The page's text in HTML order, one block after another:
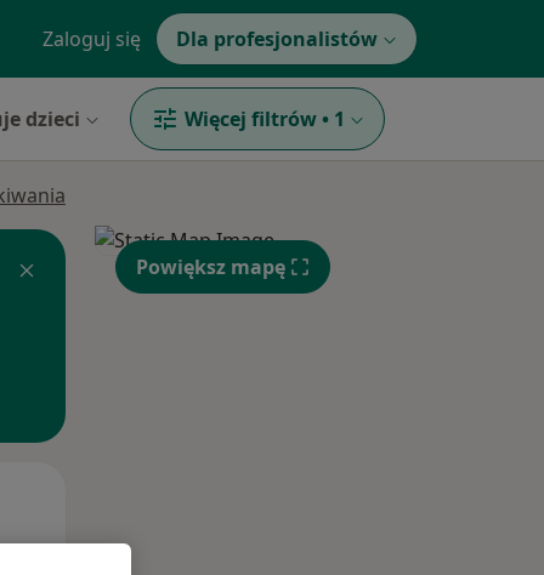
Zaloguj się Dla profesjonalistów
dzieci Więcej filtrów • 1
Powiększ mapę